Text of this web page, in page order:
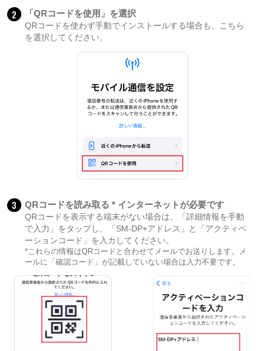
2 「QRコードを使用」を選択
QRコードを使わず手動でインストールする場合も、こちら
を選択してください。
3 QRコードを読み取る * インターネットが必要です
QRコードを表示する端末がない場合は、「詳細情報を手動
で入力」をタップし、「SM-DP+アドレス」と「アクティベ
ーションコード」を入カしてください。
*これらの情報はQRコードと合わせてメールでお送りします。メ
ールに「確認コード」が記載していない場合は入力不要です。